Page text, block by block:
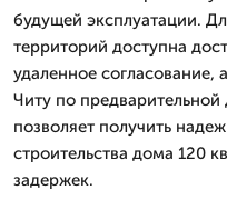
будущей эксплуатации.
территорий доступна
удаленное согласование,
Читу по
позволяет получить
строительства дома 120
задержек.